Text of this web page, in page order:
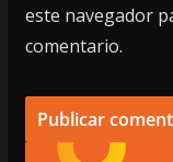
este navegador
comentario.